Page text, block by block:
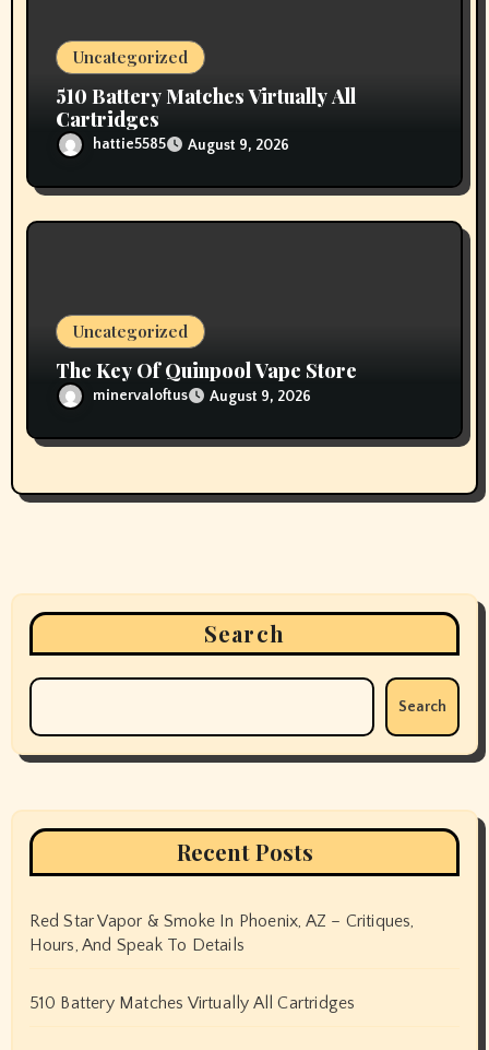
Uncategorized
510 Battery Matches Virtually All
Cartridges
hattie5585 August 9, 2026
Uncategorized
The Key Of Quinpool Vape Store
minervaloftus August 9, 2026
Search
Search
Recent Posts
Red Star Vapor & Smoke In Phoenix, AZ – Critiques,
Hours, And Speak To Details
510 Battery Matches Virtually All Cartridges